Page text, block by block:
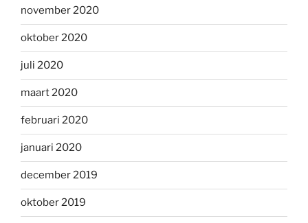
november 2020
oktober 2020
juli 2020
maart 2020
februari 2020
januari 2020
december 2019
oktober 2019